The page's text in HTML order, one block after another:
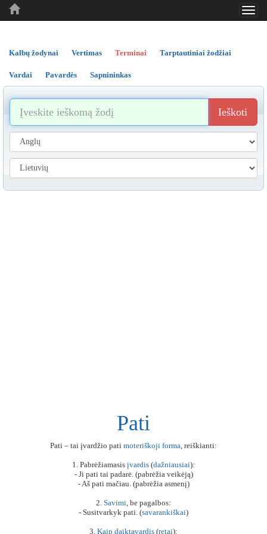
..
..
Kalbų žodynai Vertimas Terminai Tarptautiniai žodžiai
Vardai Pavardės Sapnininkas
Ieškoti
Pati
Pati – tai įvardžio pati moteriškoji forma, reiškianti:
1. Pabrėžiamasis įvardis (dažniausiai):
- Ji pati tai padarė. (pabrėžia veikėją)
- Aš pati mačiau. (pabrėžia asmenį)
2. Savimi, be pagalbos:
- Susitvarkyk pati. (savarankiškai)
3. Kaip daiktavardis (retai):